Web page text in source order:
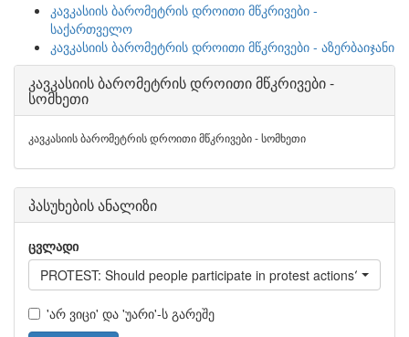
კავკასიის ბარომეტრის დროითი მწკრივები -
საქართველო
კავკასიის ბარომეტრის დროითი მწკრივები - აზერბაიჯანი
კავკასიის ბარომეტრის დროითი მწკრივები -
სომხეთი
კავკასიის ბარომეტრის დროითი მწკრივები - სომხეთი
პასუხების ანალიზი
ცვლადი
PROTEST: Should people participate in protest actions?
'არ ვიცი' და 'უარი'-ს გარეშე